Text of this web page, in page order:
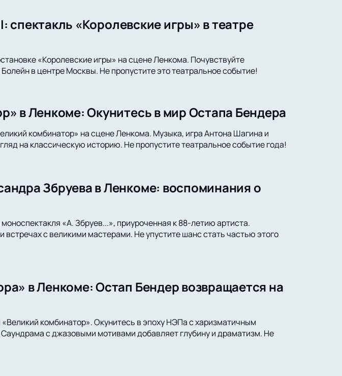
спектакль «Королевские игры» в театре
«Королевские игры» на сцене Ленкома. Почувствуйте
в центре Москвы. Не пропустите это театральное событие!
в Ленкоме: Окунитесь в мир Остапа Бендера
комбинатор» на сцене Ленкома. Музыка, игра Антона Шагина и
на классическую историю. Не пропустите театральное событие года!
Збруева в Ленкоме: воспоминания о
«А. Збруев...», приуроченная к 88-летию артиста.
с великими мастерами. Не упустите шанс стать частью этого
в Ленкоме: Остап Бендер возвращается на
комбинатор». Окунитесь в эпоху НЭПа с харизматичным
с джазовыми мотивами добавляет глубину и драматизм. Не